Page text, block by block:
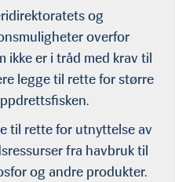
og
overfor
er i tråd med krav til
legge til rette for større
til rette for utnyttelse av
fra havbruk til
og andre produkter.